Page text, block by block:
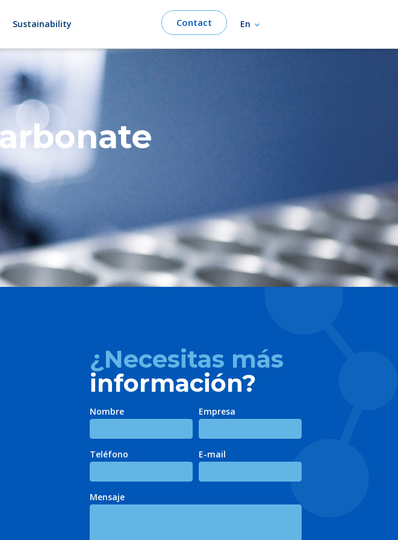
Sustainability Contact En
¿Necesitas más
información?
Nombre Empresa
Teléfono E-mail
Mensaje